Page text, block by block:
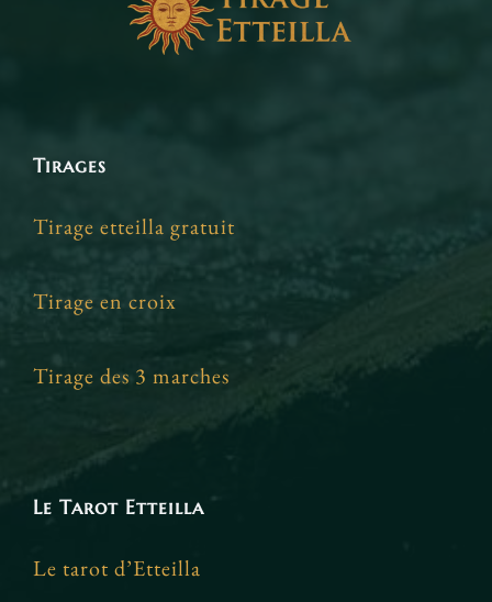
Tirages
Tirage etteilla gratuit
Tirage en croix
Tirage des 3 marches
Le Tarot Etteilla
Le tarot d’Etteilla